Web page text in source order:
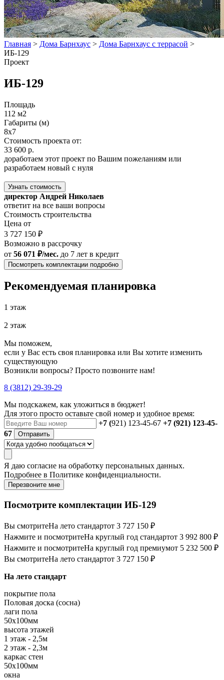
Главная > Дома Барнхаус > Дома Барнхаус с террасой >
ИБ-129
Проект
ИБ-129
Площадь
112 м2
Габариты (м)
8x7
Стоимость проекта от:
33 600 р.
доработаем этот проект по Вашим пожеланиям или
разработаем новый с нуля
Узнать стоимость
директор Андрей Николаев
ответит на все ваши вопросы
Стоимость строительства
Цена от
3 727 150 ₽
Возможно в рассрочку
от 56 071 ₽/мес. до 7 лет в кредит
Посмотреть комплектации подробно
Рекомендуемая планировка
1 этаж
2 этаж
Мы поможем,
если у Вас есть своя планировка или Вы хотите изменить
существующую
Возникли вопросы? Просто позвоните нам!
8 (3812) 29-39-29
Мы подскажем, как уложиться в бюджет!
Для этого просто оставьте свой номер и удобное время:
+7 (921) 123-45-67 +7 (921) 123-45-
67
Отправить
Я даю согласие на обработку персональных данных.
Подробнее в Политике конфиденциальности.
Перезвоните мне
Посмотрите комплектации ИБ-129
Вы смотритеНа лето стандартот 3 727 150 ₽
Нажмите и посмотритеНа круглый год стандартот 3 992 800 ₽
Нажмите и посмотритеНа круглый год премиумот 5 232 500 ₽
Вы смотритеНа лето стандартот 3 727 150 ₽
На лето стандарт
покрытие пола
Половая доска (сосна)
лаги пола
50х100мм
высота этажей
1 этаж - 2,5м
2 этаж - 2,3м
каркас стен
50х100мм
окна